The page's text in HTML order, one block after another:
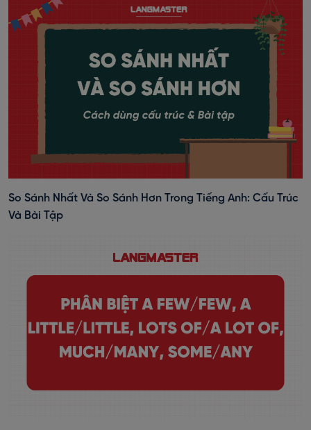
So Sánh Nhất Và So Sánh Hơn Trong Tiếng Anh: Cấu Trúc
Và Bài Tập